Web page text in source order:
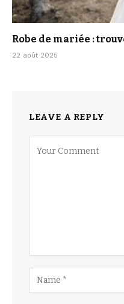
Robe de mariée :
22 août 2025
LEAVE A REPLY